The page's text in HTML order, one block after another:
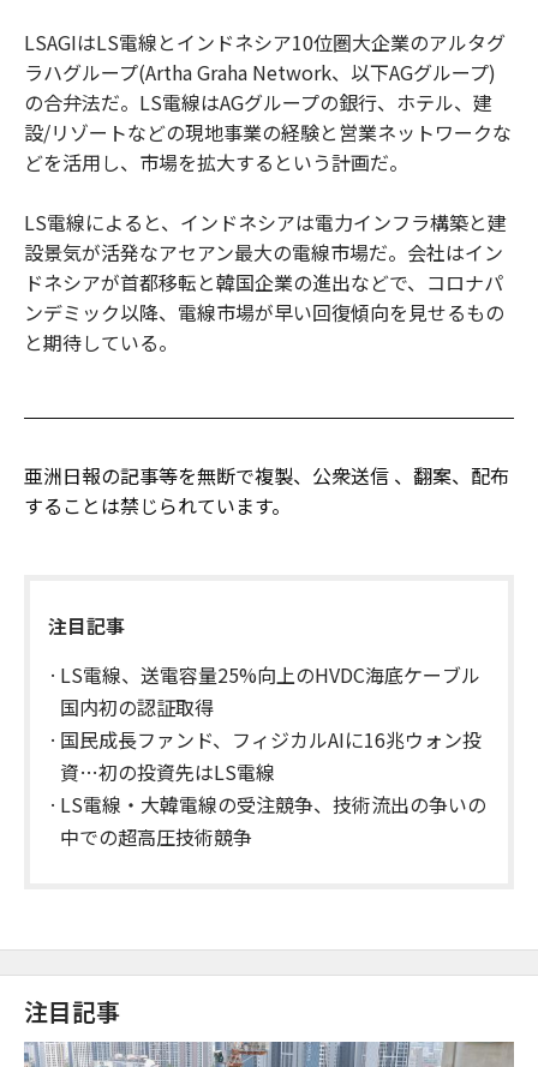
LSAGIはLS電線とインドネシア10位圏大企業のアルタグ
ラハグループ(Artha Graha Network、以下AGグループ)
の合弁法だ。LS電線はAGグループの銀行、ホテル、建
設/リゾートなどの現地事業の経験と営業ネットワークな
どを活用し、市場を拡大するという計画だ。
LS電線によると、インドネシアは電力インフラ構築と建
設景気が活発なアセアン最大の電線市場だ。会社はイン
ドネシアが首都移転と韓国企業の進出などで、コロナパ
ンデミック以降、電線市場が早い回復傾向を見せるもの
と期待している。
亜洲日報の記事等を無断で複製、公衆送信 、翻案、配布
することは禁じられています。
注目記事
LS電線、送電容量25%向上のHVDC海底ケーブル
国内初の認証取得
国民成長ファンド、フィジカルAIに16兆ウォン投
資…初の投資先はLS電線
LS電線・大韓電線の受注競争、技術流出の争いの
中での超高圧技術競争
注目記事